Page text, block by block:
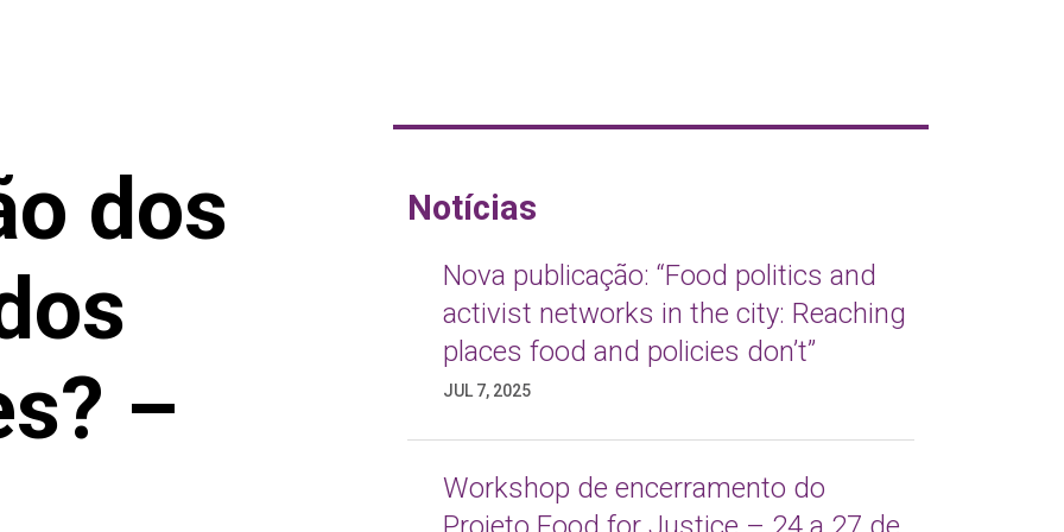
dos
–
Notícias
Antonio Teixeira como
na Universidade de
Nova publicação: “Food politics and
activist networks in the city: Reaching
places food and policies don’t”
JUL 7, 2025
Workshop de encerramento do